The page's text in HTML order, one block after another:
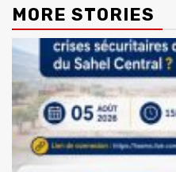
MORE STORIES